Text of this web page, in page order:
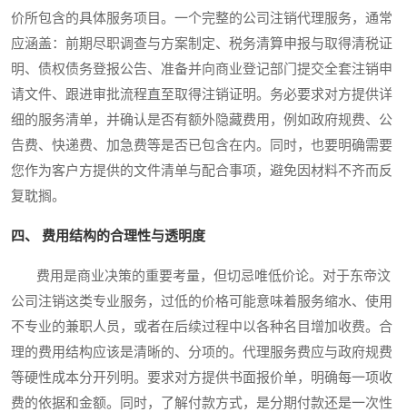
价所包含的具体服务项目。一个完整的公司注销代理服务，通常
应涵盖：前期尽职调查与方案制定、税务清算申报与取得清税证
明、债权债务登报公告、准备并向商业登记部门提交全套注销申
请文件、跟进审批流程直至取得注销证明。务必要求对方提供详
细的服务清单，并确认是否有额外隐藏费用，例如政府规费、公
告费、快递费、加急费等是否已包含在内。同时，也要明确需要
您作为客户方提供的文件清单与配合事项，避免因材料不齐而反
复耽搁。
四、 费用结构的合理性与透明度
费用是商业决策的重要考量，但切忌唯低价论。对于东帝汶
公司注销这类专业服务，过低的价格可能意味着服务缩水、使用
不专业的兼职人员，或者在后续过程中以各种名目增加收费。合
理的费用结构应该是清晰的、分项的。代理服务费应与政府规费
等硬性成本分开列明。要求对方提供书面报价单，明确每一项收
费的依据和金额。同时，了解付款方式，是分期付款还是一次性